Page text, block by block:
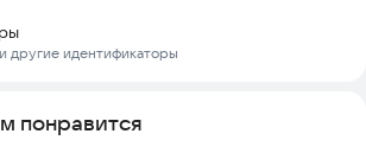
другие идентификаторы
понравится